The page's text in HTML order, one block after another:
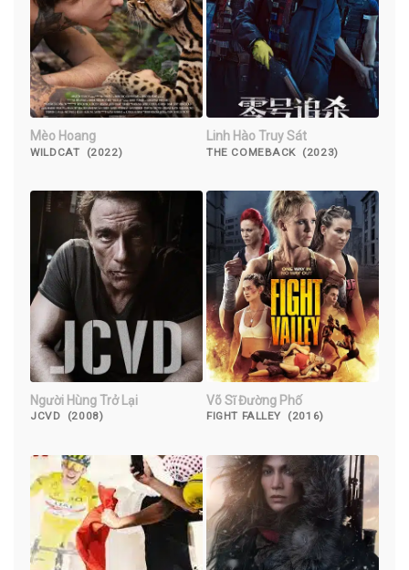
Mèo Hoang
WILDCAT (2022)
Linh Hào Truy Sát
THE COMEBACK (2023)
Người Hùng Trở Lại
JCVD (2008)
Võ Sĩ Đường Phố
FIGHT FALLEY (2016)